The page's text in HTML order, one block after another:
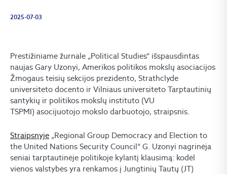
2025-07-03
Prestižiniame žurnale „Political Studies“ išspausdintas
naujas Gary Uzonyi, Amerikos politikos mokslų asociacijos
Žmogaus teisių sekcijos prezidento, Strathclyde
universiteto docento ir Vilniaus universiteto Tarptautinių
santykių ir politikos mokslų instituto (VU
TSPMI) asocijuotojo mokslo darbuotojo, straipsnis.
Straipsnyje „Regional Group Democracy and Election to
the United Nations Security Council“ G. Uzonyi nagrinėja
seniai tarptautinėje politikoje kylantį klausimą: kodėl
vienos valstybės yra renkamos į Jungtinių Tautų (JT)